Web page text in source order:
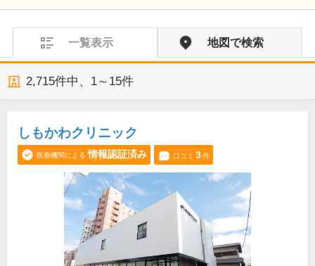
一覧表示 地図で検索
2,715件中、 1～15件
しもかわクリニック
医療機関による 情報認証済み 口コミ 3件